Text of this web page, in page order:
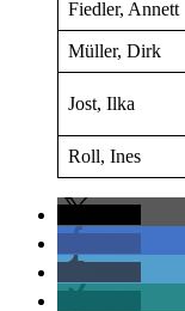
Fiedler, Annett
Müller, Dirk
Jost, Ilka
Roll, Ines